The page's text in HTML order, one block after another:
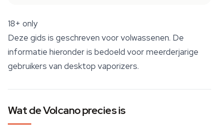
18+ only
Deze gids is geschreven voor volwassenen. De
informatie hieronder is bedoeld voor meerderjarige
gebruikers van desktop vaporizers.
Wat de Volcano precies is